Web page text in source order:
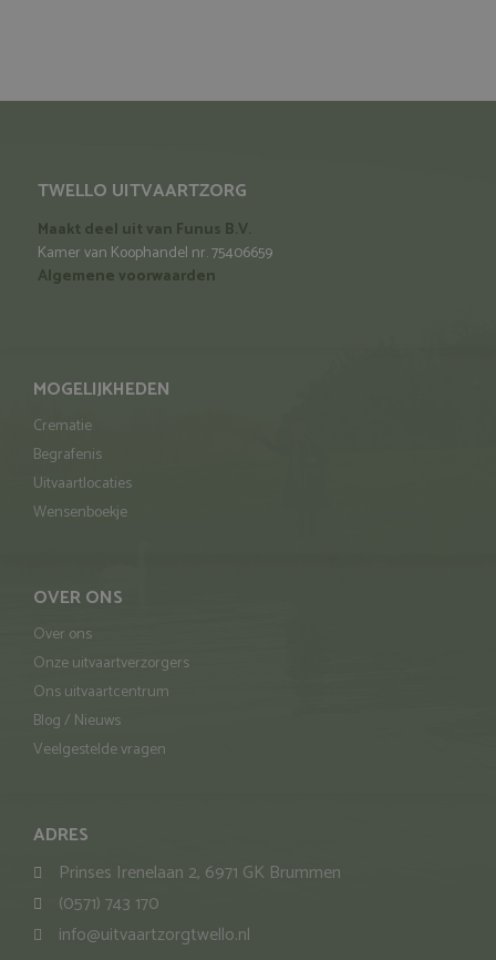
ADRES
Prinses Irenelaan 2, 6971 GK Brummen
(0571) 743 170
info@uitvaartzorgtwello.nl
OVER ONS
Over ons
Onze uitvaartverzorgers
Ons uitvaartcentrum
Blog / Nieuws
Veelgestelde vragen
MOGELIJKHEDEN
Crematie
Begrafenis
Uitvaartlocaties
Wensenboekje
TWELLO UITVAARTZORG
Maakt deel uit van Funus B.V.
Kamer van Koophandel nr. 75406659
Algemene voorwaarden